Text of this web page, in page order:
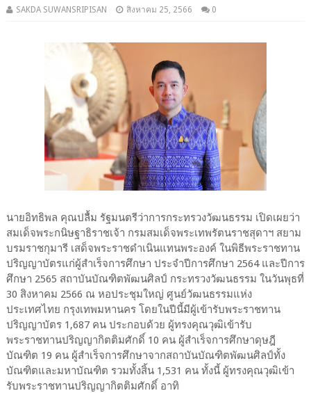
SAKDA SUWANSRIPISAN สิงหาคม 25, 2566 0
นายอิทธิพล คุณปลื้ม รัฐมนตรีว่าการกระทรวงวัฒนธรรม เปิดเผยว่า
สมเด็จพระกนิษฐาธิราชเจ้า กรมสมเด็จพระเทพรัตนราชสุดาฯ สยาม
บรมราชกุมารี เสด็จพระราชดำเนินแทนพระองค์ ในพิธีพระราชทาน
ปริญญาบัตรแก่ผู้สำเร็จการศึกษา ประจำปีการศึกษา 2564 และปีการ
ศึกษา 2565 สถาบันบัณฑิตพัฒนศิลป์ กระทรวงวัฒนธรรม ในวันพุธที่
30 สิงหาคม 2566 ณ หอประชุมใหญ่ ศูนย์วัฒนธรรมแห่ง
ประเทศไทย กรุงเทพมหานคร โดยในปีนี้มีผู้เข้ารับพระราชทาน
ปริญญาบัตร 1,687 คน ประกอบด้วย ผู้ทรงคุณวุฒิเข้ารับ
พระราชทานปริญญากิตติมศักดิ์ 10 คน ผู้สำเร็จการศึกษาดุษฎี
บัณฑิต 19 คน ผู้สำเร็จการศึกษาจากสถาบันบัณฑิตพัฒนศิลป์ทั้ง
บัณฑิตและมหาบัณฑิต รวมทั้งสิ้น 1,531 คน ทั้งนี้ ผู้ทรงคุณวุฒิเข้า
รับพระราชทานปริญญากิตติมศักดิ์ อาทิ